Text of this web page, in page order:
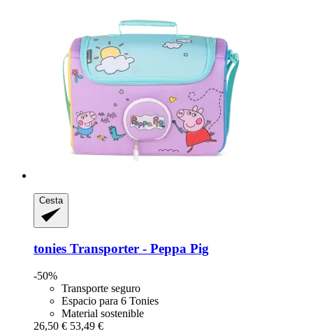
Cesta
tonies Transporter -​ Peppa Pig
-50%
Transporte seguro
Espacio para 6 Tonies
Material sostenible
26,50 € 53,49 €